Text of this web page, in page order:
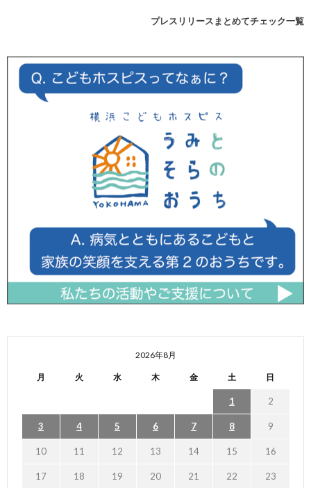
プレスリリースまとめてチェック一覧
2026年8月
月 火 水 木 金 土 日
1 2
3 4 5 6 7 8 9
10 11 12 13 14 15 16
17 18 19 20 21 22 23